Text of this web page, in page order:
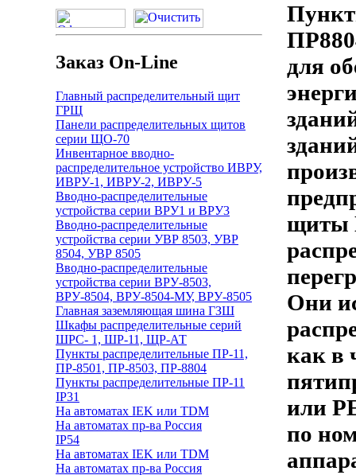
Заказ On-Line
Главный распределительный щит
ГРЩ
Панели распределительных щитов
серии ЩО-70
Инвентарное вводно-
распределительное устройство ИВРУ,
ИВРУ-1, ИВРУ-2, ИВРУ-5
Вводно-распределительные
устройства серии ВРУ1 и ВРУ3
Вводно-распределительные
устройства серии УВР 8503, УВР
8504, УВР 8505
Вводно-распределительные
устройства серии ВРУ-8503,
ВРУ-8504, ВРУ-8504-МУ, ВРУ-8505
Главная заземляющая шина ГЗШ
Шкафы распределительные серий
ШРС- 1, ШР-11, ЩР-АТ
Пункты распределительные ПР-11,
ПР-8501, ПР-8503, ПР-8804
Пункты распределительные ПР-11
IP31
На автоматах IEK или TDM
На автоматах пр-ва Россия
IP54
На автоматах IEK или TDM
На автоматах пр-ва Россия
для
щиты
Они
как в
или
по